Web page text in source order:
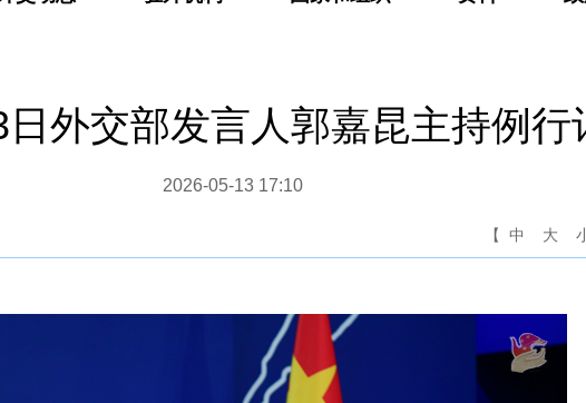
外交部发言人郭嘉昆主持例行
2026-05-13 17:10
【 中 大